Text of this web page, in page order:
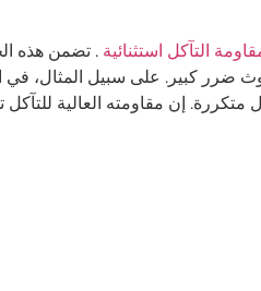
التآكل استثنائية . تضمن هذه
كبير. على سبيل المثال، في
إن مقاومته العالية للتآكل